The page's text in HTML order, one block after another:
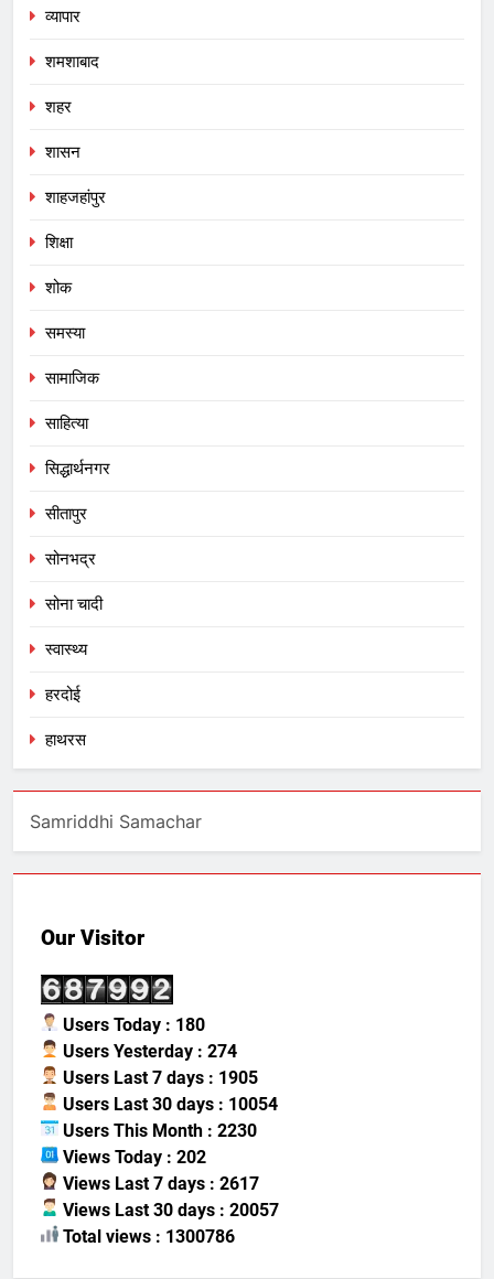
व्यापार
शमशाबाद
शहर
शासन
शाहजहांपुर
शिक्षा
शोक
समस्या
सामाजिक
साहित्या
सिद्धार्थनगर
सीतापुर
सोनभद्र
सोना चादी
स्वास्थ्य
हरदोई
हाथरस
Samriddhi Samachar
Our Visitor
Users Today : 180
Users Yesterday : 274
Users Last 7 days : 1905
Users Last 30 days : 10054
Users This Month : 2230
Views Today : 202
Views Last 7 days : 2617
Views Last 30 days : 20057
Total views : 1300786